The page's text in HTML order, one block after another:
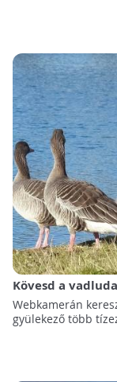
Kövesd a
Webkamerán
gyülekező több